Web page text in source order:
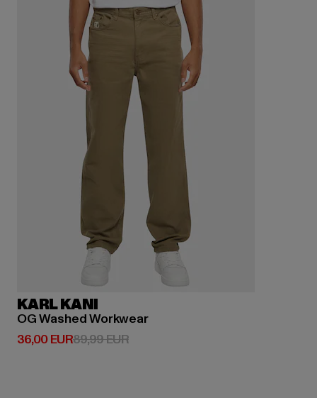
KARL KANI
OG Washed Workwear
36,00 EUR
Derzeitiger Preis: 36,00 EUR
89,99 EURAktionspreis: 89,99 EUR